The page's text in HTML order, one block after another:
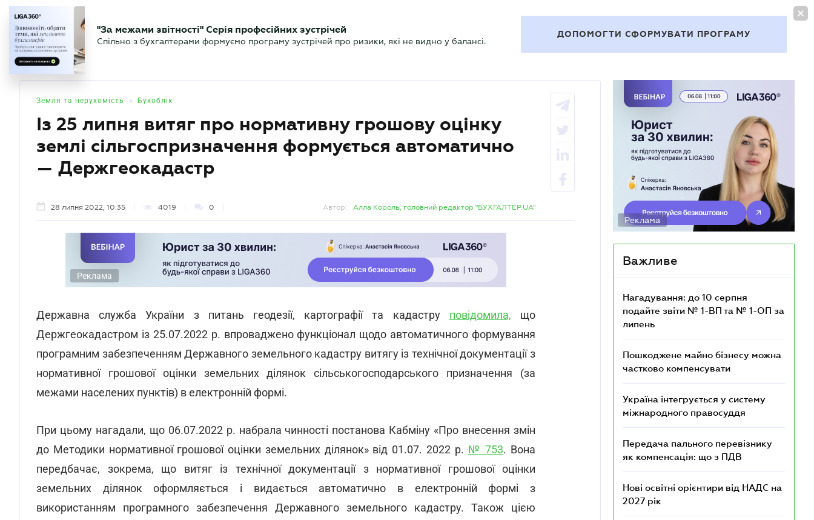
БУХГАЛТЕР Новини Аналітика Календар Актуально
"За межами звітності" Серія професійних зустрічей
Спільно з бухгалтерами формуємо програму зустрічей про ризики, які не видно у балансі.
ДОПОМОГТИ СФОРМУВАТИ ПРОГРАМУ
Земля та нерухомість • Бухоблік
Із 25 липня витяг про нормативну грошову оцінку
землі сільгоспризначення формується автоматично
— Держгеокадастр
28 липня 2022, 10:35 4019 0 Автор: Алла Король, головний редактор "БУХГАЛТЕР.UA"
Реклама
Державна служба України з питань геодезії, картографії та кадастру повідомила, що
Держгеокадастром із 25.07.2022 р. впроваджено функціонал щодо автоматичного формування
програмним забезпеченням Державного земельного кадастру витягу із технічної документації з
нормативної грошової оцінки земельних ділянок сільськогосподарського призначення (за
межами населених пунктів) в електронній формі.
При цьому нагадали, що 06.07.2022 р. набрала чинності постанова Кабміну «Про внесення змін
до Методики нормативної грошової оцінки земельних ділянок» від 01.07. 2022 р. № 753. Вона
передбачає, зокрема, що витяг із технічної документації з нормативної грошової оцінки
земельних ділянок оформляється і видається автоматично в електронній формі з
використанням програмного забезпечення Державного земельного кадастру. Також цією
Реклама
Важливе
Нагадування: до 10 серпня
подайте звіти № 1-ВП та № 1-ОП за
липень
Пошкоджене майно бізнесу можна
частково компенсувати
Україна інтегрується у систему
міжнародного правосуддя
Передача пального перевізнику
як компенсація: що з ПДВ
Нові освітні орієнтири від НАДС на
2027 рік